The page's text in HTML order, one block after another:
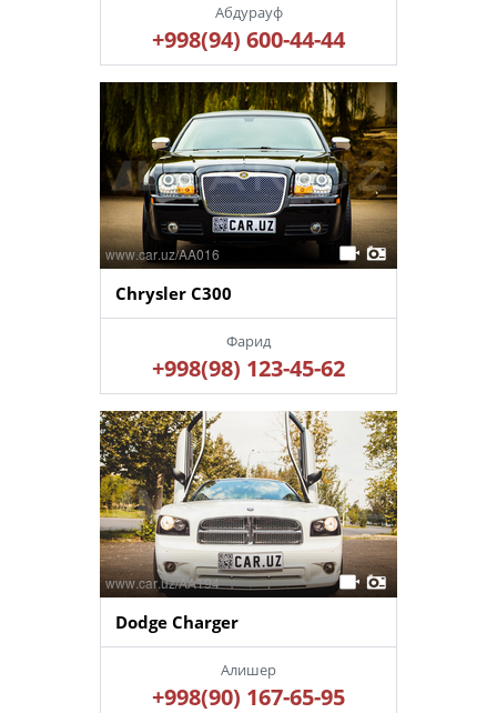
Абдурауф
+998(94) 600-44-44
Chrysler C300
Фарид
+998(98) 123-45-62
Dodge Charger
Алишер
+998(90) 167-65-95